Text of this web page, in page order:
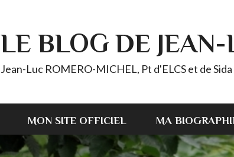
LE BLOG DE
Jean-Luc ROMERO-MICHEL, Pt d'ELCS et de
MON SITE OFFICIEL MA